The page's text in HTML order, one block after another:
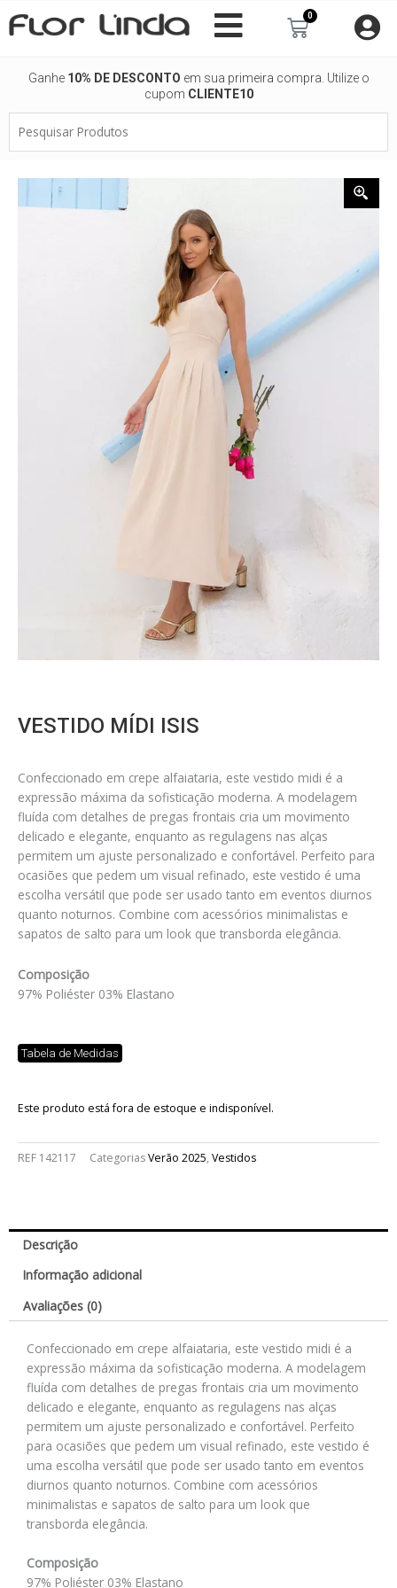
para
0
Carrinho
Ganhe 10% DE DESCONTO em sua primeira compra. Utilize o
cupom CLIENTE10
Produtos
VESTIDO MÍDI ISIS
Confeccionado em crepe alfaiataria, este vestido midi é a
expressão máxima da sofisticação moderna. A modelagem
fluída com detalhes de pregas frontais cria um movimento
delicado e elegante, enquanto as regulagens nas alças
permitem um ajuste personalizado e confortável. Perfeito para
ocasiões que pedem um visual refinado, este vestido é uma
escolha versátil que pode ser usado tanto em eventos diurnos
quanto noturnos. Combine com acessórios minimalistas e
sapatos de salto para um look que transborda elegância.
Composição
97% Poliéster 03% Elastano
Tabela de Medidas
Este produto está fora de estoque e indisponível.
REF 142117 CategoriasVerão 2025, Vestidos
Descrição
Informação adicional
Avaliações (0)
Confeccionado em crepe alfaiataria, este vestido midi é a
expressão máxima da sofisticação moderna. A modelagem
fluída com detalhes de pregas frontais cria um movimento
delicado e elegante, enquanto as regulagens nas alças
permitem um ajuste personalizado e confortável. Perfeito
para ocasiões que pedem um visual refinado, este vestido é
uma escolha versátil que pode ser usado tanto em eventos
diurnos quanto noturnos. Combine com acessórios
minimalistas e sapatos de salto para um look que
transborda elegância.
Composição
97% Poliéster 03% Elastano